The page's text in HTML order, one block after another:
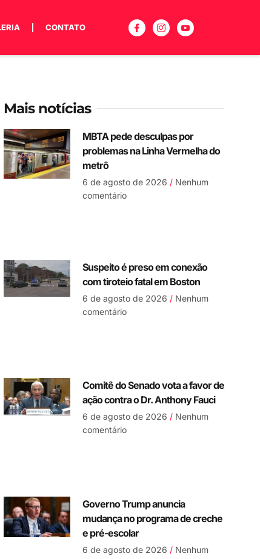
CONTATO
Mais notícias
MBTA pede desculpas por
problemas na Linha Vermelha do
metrô
6 de agosto de 2026 Nenhum
comentário
Suspeito é preso em conexão
com tiroteio fatal em Boston
6 de agosto de 2026 Nenhum
comentário
Comitê do Senado vota a favor de
ação contra o Dr. Anthony Fauci
6 de agosto de 2026 Nenhum
comentário
Governo Trump anuncia
mudança no programa de creche
e pré-escolar
6 de agosto de 2026 Nenhum